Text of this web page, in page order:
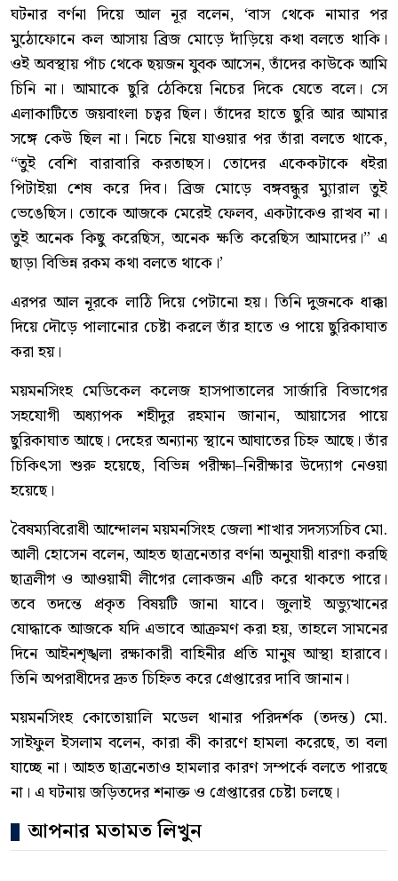
ঘটনার বর্ণনা দিয়ে আল নূর বলেন, ‘বাস থেকে নামার পর
মুঠোফোনে কল আসায় ব্রিজ মোড়ে দাঁড়িয়ে কথা বলতে থাকি।
ওই অবস্থায় পাঁচ থেকে ছয়জন যুবক আসেন, তাঁদের কাউকে আমি
চিনি না। আমাকে ছুরি ঠেকিয়ে নিচের দিকে যেতে বলে। সে
এলাকাটিতে জয়বাংলা চত্বর ছিল। তাঁদের হাতে ছুরি আর আমার
সঙ্গে কেউ ছিল না। নিচে নিয়ে যাওয়ার পর তাঁরা বলতে থাকে,
“তুই বেশি বারাবারি করতাছস। তোদের একেকটাকে ধইরা
পিটাইয়া শেষ করে দিব। ব্রিজ মোড়ে বঙ্গবন্ধুর ম্যুারাল তুই
ভেঙেছিস। তোকে আজকে মেরেই ফেলব, একটাকেও রাখব না।
তুই অনেক কিছু করেছিস, অনেক ক্ষতি করেছিস আমাদের।” এ
ছাড়া বিভিন্ন রকম কথা বলতে থাকে।’
এরপর আল নূরকে লাঠি দিয়ে পেটানো হয়। তিনি দুজনকে ধাক্কা
দিয়ে দৌড়ে পালানোর চেষ্টা করলে তাঁর হাতে ও পায়ে ছুরিকাঘাত
করা হয়।
ময়মনসিংহ মেডিকেল কলেজ হাসপাতালের সার্জারি বিভাগের
সহযোগী অধ্যাপক শহীদুর রহমান জানান, আয়াসের পায়ে
ছুরিকাঘাত আছে। দেহের অন্যান্য স্থানে আঘাতের চিহ্ন আছে। তাঁর
চিকিৎসা শুরু হয়েছে, বিভিন্ন পরীক্ষা–নিরীক্ষার উদ্যোগ নেওয়া
হয়েছে।
বৈষম্যবিরোধী আন্দোলন ময়মনসিংহ জেলা শাখার সদস্যসচিব মো.
আলী হোসেন বলেন, আহত ছাত্রনেতার বর্ণনা অনুযায়ী ধারণা করছি
ছাত্রলীগ ও আওয়ামী লীগের লোকজন এটি করে থাকতে পারে।
তবে তদন্তে প্রকৃত বিষয়টি জানা যাবে। জুলাই অভ্যুত্থানের
যোদ্ধাকে আজকে যদি এভাবে আক্রমণ করা হয়, তাহলে সামনের
দিনে আইনশৃঙ্খলা রক্ষাকারী বাহিনীর প্রতি মানুষ আস্থা হারাবে।
তিনি অপরাধীদের দ্রুত চিহ্নিত করে গ্রেপ্তারের দাবি জানান।
ময়মনসিংহ কোতোয়ালি মডেল থানার পরিদর্শক (তদন্ত) মো.
সাইফুল ইসলাম বলেন, কারা কী কারণে হামলা করেছে, তা বলা
যাচ্ছে না। আহত ছাত্রনেতাও হামলার কারণ সম্পর্কে বলতে পারছে
না। এ ঘটনায় জড়িতদের শনাক্ত ও গ্রেপ্তারের চেষ্টা চলছে।
আপনার মতামত লিখুন